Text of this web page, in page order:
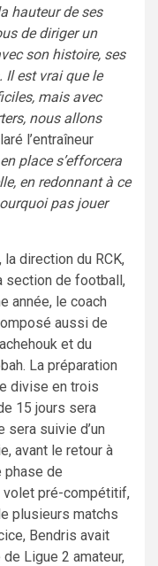
hauteur de ses
de diriger un
son histoire, ses
Il est vrai que le
mais avec
nous allons
l’entraîneur
place s’efforcera
en redonnant à ce
pas jouer
direction du RCK,
section de football,
année, le coach
aussi de
et du
La préparation
divise en trois
15 jours sera
sera suivie d’un
avant le retour à
phase de
volet pré-compétitif,
plusieurs matchs
Bendris avait
Ligue 2 amateur,